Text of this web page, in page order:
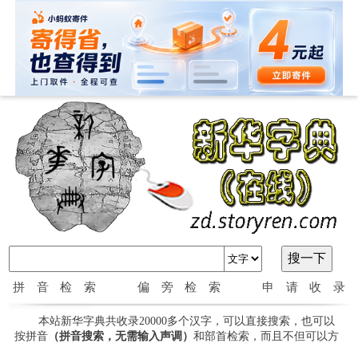
拼音检索 偏旁检索 申请收录
本站新华字典共收录20000多个汉字，可以直接搜索，也可以
按拼音（拼音搜索，无需输入声调） 和部首检索，而且不但可以方